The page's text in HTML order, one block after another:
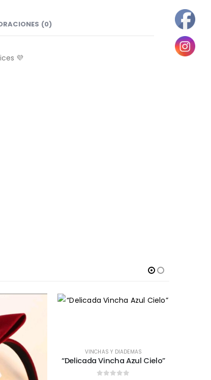
(0)
💜
VINCHAS Y DIADEMAS
“Delicada Vincha Azul Cielo”